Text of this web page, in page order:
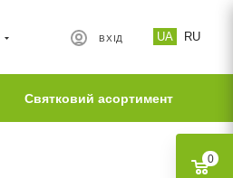
UA RU
ВХІД
Святковий асортимент
0